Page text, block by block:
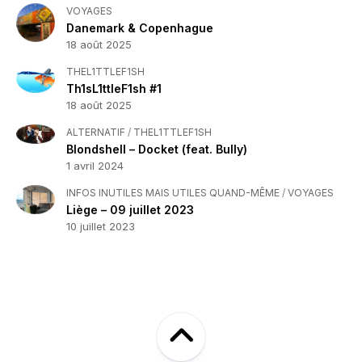
VOYAGES
Danemark & Copenhague
18 août 2025
THEL1TTLEF1SH
Th1sL1ttleF1sh #1
18 août 2025
ALTERNATIF / THEL1TTLEF1SH
Blondshell – Docket (feat. Bully)
1 avril 2024
INFOS INUTILES MAIS UTILES QUAND-MÊME / VOYAGES
Liège – 09 juillet 2023
10 juillet 2023